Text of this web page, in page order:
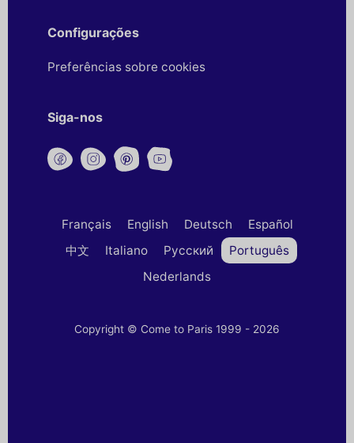
Configurações
Preferências sobre cookies
Siga-nos
Français English Deutsch
Español
中文
Italiano Русский
Português
Nederlands
Copyright © Come to Paris 1999 - 2026